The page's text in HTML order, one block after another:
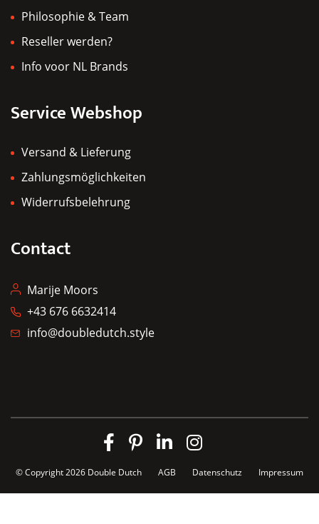
Philosophie & Team
Reseller werden?
Info voor NL Brands
Service Webshop
Versand & Lieferung
Zahlungsmöglichkeiten
Widerrufsbelehrung
Contact
Marije Moors
+43 676 6632414
info@doubledutch.style
© Copyright 2026 Double Dutch AGB Datenschutz Impressum